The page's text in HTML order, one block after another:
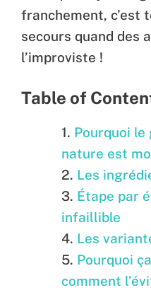
franchement, c’est
secours quand des
l’improviste !
Table of
Pourquoi le
nature est
Les
Étape par
infaillible
Les
Pourquoi
comment